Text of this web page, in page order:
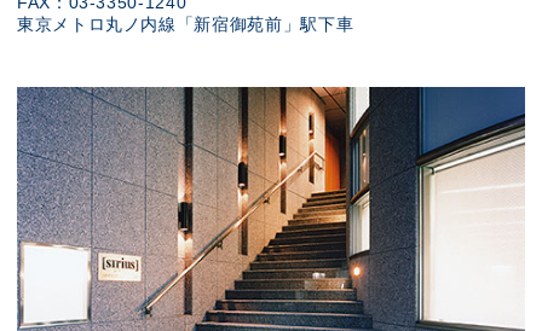
東京メトロ丸ノ内線「新宿御苑前」駅下車